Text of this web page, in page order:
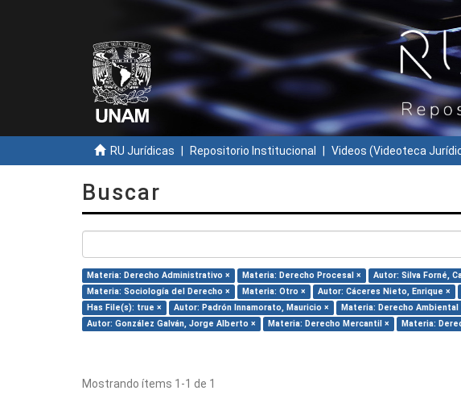
RU Jurídicas Repositorio Institucional Videos (Videoteca
Buscar
Materia: Derecho Administrativo × Materia: Derecho Procesal × Autor: Silva Forné,
Materia: Sociología del Derecho ×
Materia: Otro × Autor: Cáceres Nieto, Enrique ×
Has File(s): true ×
Autor: Padrón Innamorato, Mauricio × Materia: Derecho Ambiental
Autor: González Galván, Jorge Alberto ×
Materia: Derecho Mercantil × Materia:
Mostrando ítems 1-1 de 1